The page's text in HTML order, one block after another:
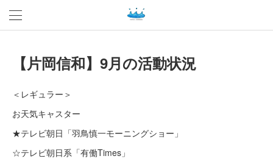
【片岡信和】9月の活動状況
＜レギュラー＞
お天気キャスター
★テレビ朝日「羽鳥慎一モーニングショー」
☆テレビ朝日系「有働Times」